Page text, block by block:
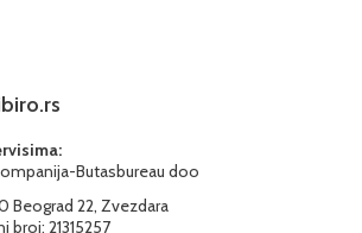
Butasbureau doo
Beograd 22, Zvezdara
broj: 21315257